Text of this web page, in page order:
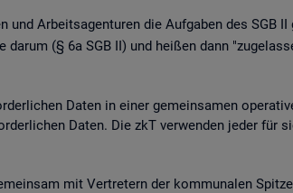
und Ar­beits­agen­tu­ren die Auf­ga­ben des SGB
(§ 6a SGB II) und hei­ßen dann
Daten in einer ge­mein­sa­men
Daten. Die zkT ver­wen­den jeder für
mit Ver­tre­tern der kom­mu­na­len